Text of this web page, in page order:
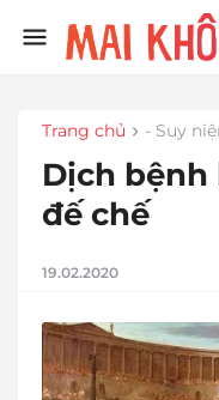
Trang chủ - Suy
Dịch
đế chế
19.02.2020